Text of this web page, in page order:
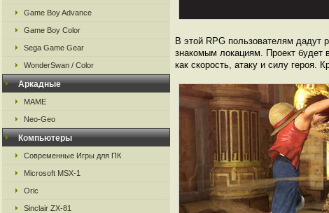
Game Boy Advance
Game Boy Color
Sega Game Gear
WonderSwan / Color
Аркадные
MAME
Neo-Geo
Компьютеры
Современные Игры для ПК
Microsoft MSX-1
Oric
Sinclair ZX-81
В этой RPG пользователям дадут
знакомым локациям. Проект будет
как скорость, атаку и силу героя.